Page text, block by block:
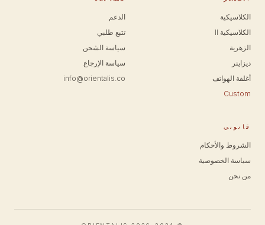
الكلاسيكية
الكلاسيكية II
الزهرية
ديزاينر
أغلفة الهواتف
Custom
الدعم
تتبع طلبي
سياسة الشحن
سياسة الإرجاع
info@orientalis.co
قانوني
الشروط والأحكام
سياسة الخصوصية
من نحن